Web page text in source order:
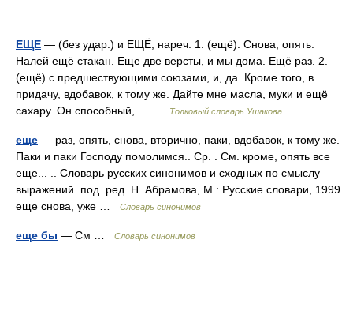
ЕЩЕ — (без удар.) и ЕЩЁ, нареч. 1. (ещё). Снова, опять.
Налей ещё стакан. Еще две версты, и мы дома. Ещё раз. 2.
(ещё) с предшествующими союзами, и, да. Кроме того, в
придачу, вдобавок, к тому же. Дайте мне масла, муки и ещё
сахару. Он способный,… …
Толковый словарь Ушакова
еще — раз, опять, снова, вторично, паки, вдобавок, к тому же.
Паки и паки Господу помолимся.. Ср. . См. кроме, опять все
еще... .. Словарь русских синонимов и сходных по смыслу
выражений. под. ред. Н. Абрамова, М.: Русские словари, 1999.
еще снова, уже …
Словарь синонимов
еще бы — См … Словарь синонимов